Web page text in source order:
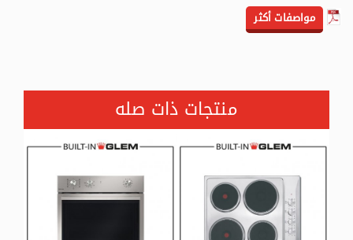
مواصفات أكثر
منتجات ذات صله